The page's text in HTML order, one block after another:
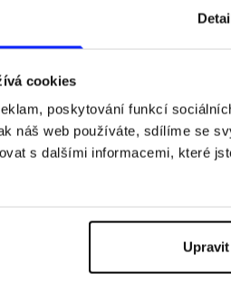
cookies
poskytování funkcí
náš web používáte, sdílíme se
s dalšími informacemi, které
Upravit
průvodce